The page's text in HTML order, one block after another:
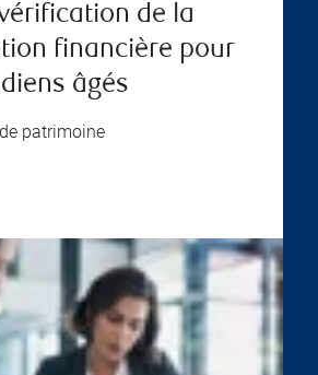
de la
financière pour
âgés
patrimoine